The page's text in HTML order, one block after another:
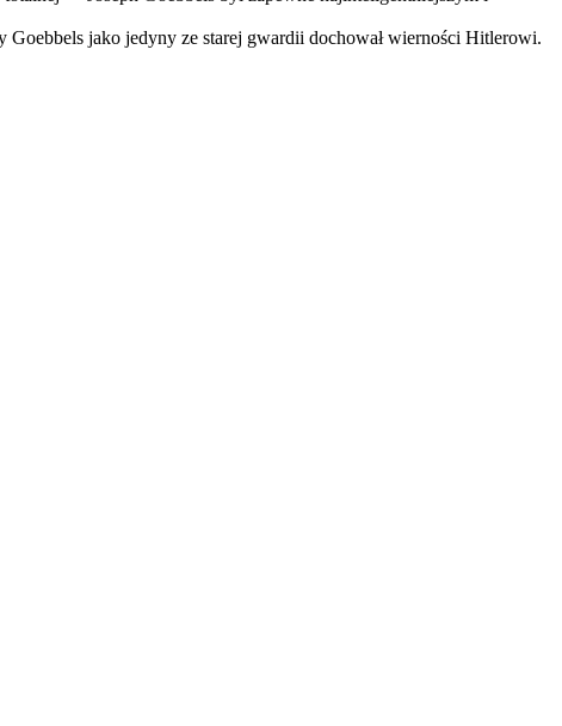
jako jedyny ze starej gwardii dochował wierności Hitlerowi.